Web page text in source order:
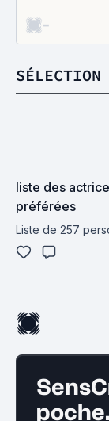
-
liste des
préférées
Liste de 257